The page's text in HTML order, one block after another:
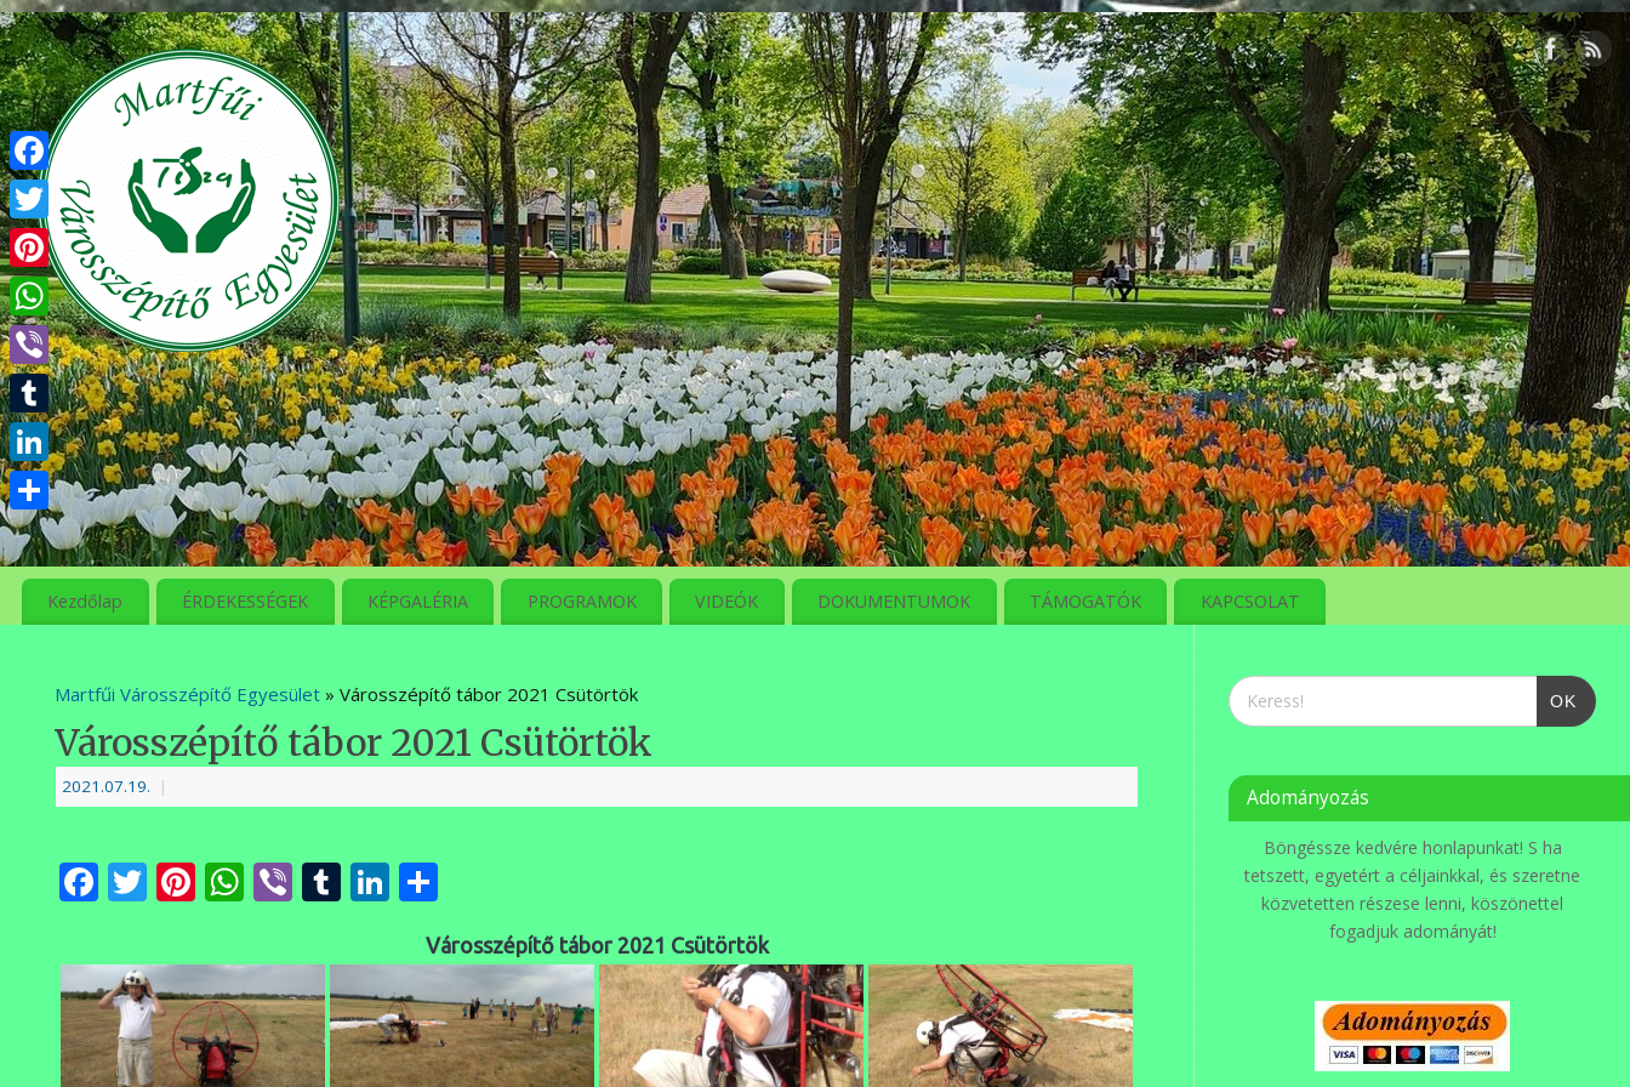
Kezdőlap ÉRDEKESSÉGEK KÉPGALÉRIA PROGRAMOK VIDEÓK DOKUMENTUMOK TÁMOGATÓK KAPCSOLAT
Martfűi Városszépítő Egyesület » Városszépítő tábor 2021 Csütörtök
Városszépítő tábor 2021 Csütörtök
2021.07.19. |
Facebook
Twitter
Pinterest
WhatsApp
ViberTumblrLinkedIn
meg
Városszépítő tábor 2021 Csütörtök
OK
Adományozás
Böngéssze kedvére honlapunkat! S ha
tetszett, egyetért a céljainkkal, és szeretne
közvetetten részese lenni, köszönettel
fogadjuk adományát!
Facebook
Twitter
Pinterest
WhatsApp
Viber
Tumblr
LinkedIn
Ossza
meg